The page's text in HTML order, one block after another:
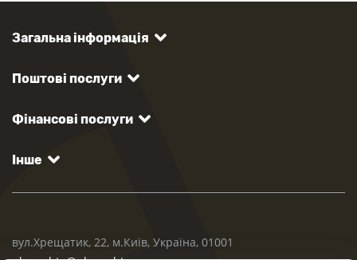
Загальна інформація
Поштові послуги
Фінансові послуги
Інше
вул.Хрещатик, 22, м.Київ, Україна, 01001